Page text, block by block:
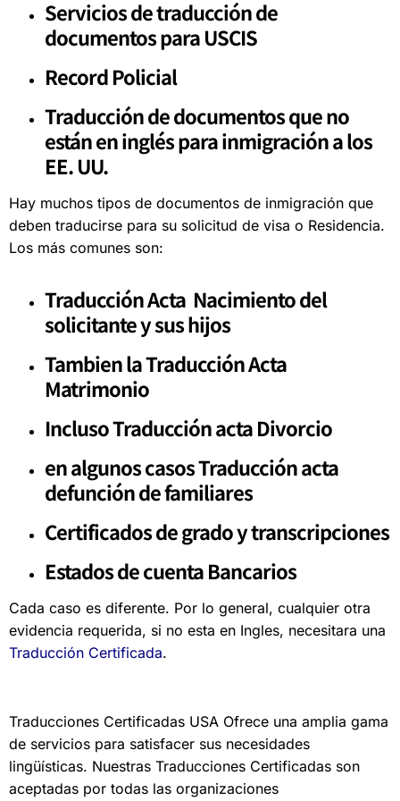
Servicios de traducción de
documentos para USCIS
Record Policial
Traducción de documentos que no
están en inglés para inmigración a los
EE. UU.
Hay muchos tipos de documentos de inmigración que
deben traducirse para su solicitud de visa o Residencia.
Los más comunes son:
Traducción Acta Nacimiento del
solicitante y sus hijos
Tambien la Traducción Acta
Matrimonio
Incluso Traducción acta Divorcio
en algunos casos Traducciónacta
defunción de familiares
Certificados de grado y transcripciones
Estados de cuenta Bancarios
Cada caso es diferente. Por lo general, cualquier otra
evidencia requerida, si no esta en Ingles, necesitara una
Traducción Certificada.
Traducciones Certificadas USA Ofrece una amplia gama
de servicios para satisfacer sus necesidades
lingüísticas. Nuestras Traducciones Certificadas son
aceptadas por todas las organizaciones